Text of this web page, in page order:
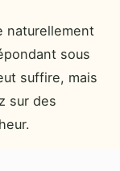
naturellement
sous
suffire, mais
sur des